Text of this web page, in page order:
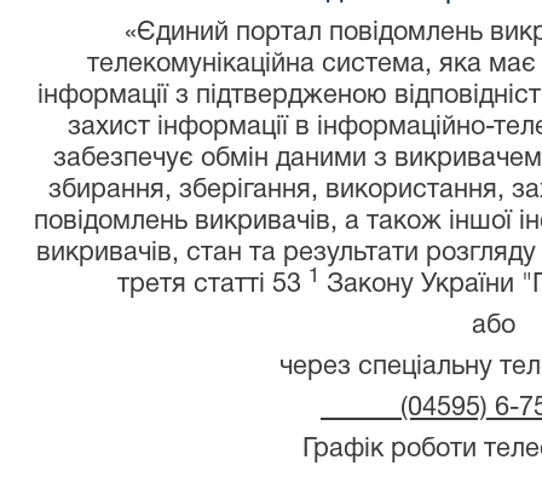
«Єдиний портал повідомлень
телекомунікаційна система, яка
інформації з підтвердженою
захист інформації в інформаційно-
забезпечує обмін даними з
збирання, зберігання, використання,
повідомлень викривачів, а також іншої
викривачів, стан та результати
третя статті 53 1
Закону України
або
через спеціальну
(04595) 6-
Графік роботи